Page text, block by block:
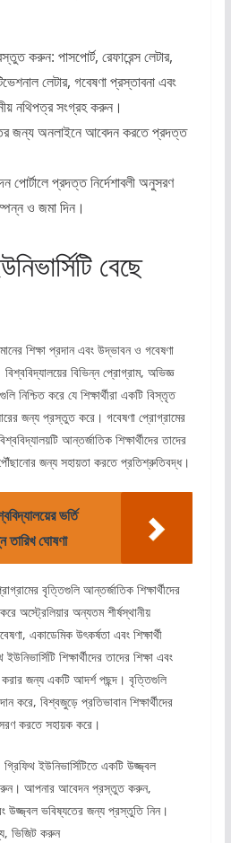
করুন: পাসপোর্ট, রেফারেন্স লেটার,
লেটার, গবেষণা প্রস্তাবনা এবং
নথিপত্র সংগ্রহ করুন।
জন্য অনলাইনে আবেদন করতে প্রদত্ত
প্রদত্ত নির্দেশাবলী অনুসরণ
ও জমা দিন।
বেছে
শিক্ষা প্রদান এবং উদ্ভাবন ও গবেষণা
বিভিন্ন প্রোগ্রাম, অভিজ্ঞ
নিশ্চিত করে যে শিক্ষার্থীরা একটি বিস্তৃত
জন্য প্রস্তুত করে। গবেষণা প্রোগ্রামের
আন্তর্জাতিক শিক্ষার্থীদের তাদের
জন্য সহায়তা করতে প্রতিশ্রুতিবদ্ধ।
ভর্তি
তারিখ ঘোষণা
বৃত্তিগুলি আন্তর্জাতিক শিক্ষার্থীদের
অস্ট্রেলিয়ার অন্যতম শীর্ষস্থানীয়
একাডেমিক উৎকর্ষতা এবং শিক্ষার্থী
শিক্ষার্থীদের তাদের শিক্ষা এবং
করার জন্য একটি আদর্শ পছন্দ। বৃত্তিগুলি
করে, বিশ্বজুড়ে প্রতিভাবান শিক্ষার্থীদের
করতে সহায়ক করে।
ইউনিভার্সিটিতে একটি উজ্জ্বল
আপনার আবেদন প্রস্তুত করুন,
উজ্জ্বল ভবিষ্যতের জন্য প্রস্তুতি নিন।
ভিজিট করুন